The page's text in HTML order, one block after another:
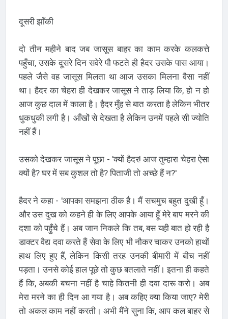
दूसरी झाँकी
दो तीन महीने बाद जब जासूस बाहर का काम करके कलकत्ते
पहुँचा, उसके दूसरे दिन सवेरे पौ फटते ही हैदर उसके पास आया।
पहले जैसे वह जासूस मिलता था आज उसका मिलना वैसा नहीं
था। हैदर का चेहरा ही देखकर जासूस ने ताड़ लिया कि, हो न हो
आज कुछ दाल में काला है। हैदर मुँह से बात करता है लेकिन भीतर
धुकधुकी लगी है। आँखों से देखता है लेकिन उनमें पहले सी ज्योति
नहीं हैं।
उसको देखकर जासूस ने पूछा - 'क्यों हैदर! आज तुम्हारा चेहरा ऐसा
क्यों है? घर में सब कुशल तो है? पिताजी तो अच्छे हैं न?'
हैदर ने कहा - 'आपका समझना ठीक है। मैं सचमुच बहुत दुखी हूँ।
और उस दुख को कहने ही के लिए आपके आया हूँ मेरे बाप मरने की
दशा को पहुँचे हैं। अब जान निकले कि तब, बस यही बात हो रही है
डाक्टर वैद्य दवा करते हैं सेवा के लिए भी नौकर चाकर उनको हाथों
हाथ लिए हुए हैं, लेकिन किसी तरह उनकी बीमारी में बीच नहीं
पड़ता। उनसे कोई हाल पूछे तो कुछ बतलाते नहीं। इतना ही कहते
हैं कि, अबकी बचना नहीं है चाहे कितनी ही दवा दारू करो। अब
मेरा मरने का ही दिन आ गया है। अब कहिए क्या किया जाए? मेरी
तो अकल काम नहीं करती। अभी मैंने सुना कि, आप कल बाहर से